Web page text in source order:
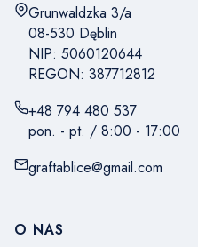
Adres:
Grunwaldzka 3/a
08-530 Dęblin
NIP: 5060120644
REGON: 387712812
+48 794 480 537
pon. - pt. / 8:00 - 17:00
graftablice@gmail.com
Linki w stopce
O NAS